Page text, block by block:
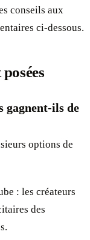
conseils aux
ci-dessous.
gagnent-ils de
options de
: les créateurs
des